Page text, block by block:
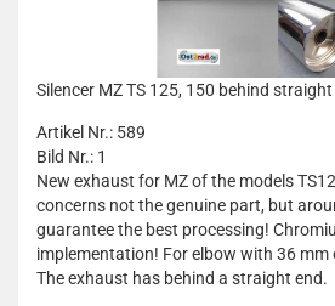
Silencer MZ TS 125, 150 behind straight
Artikel Nr.: 589
Bild Nr.: 1
New exhaust for MZ of the models
concerns not the genuine part, but
guarantee the best processing!
implementation! For elbow with 36
The exhaust has behind a straight end.